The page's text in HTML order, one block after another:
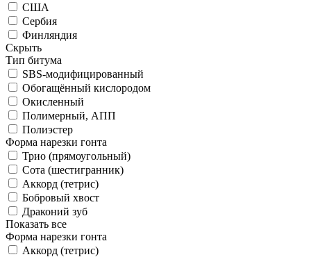
США
Сербия
Финляндия
Скрыть
Тип битума
SBS-модифицированный
Обогащённый кислородом
Окисленный
Полимерный, АПП
Полиэстер
Форма нарезки гонта
Трио (прямоугольный)
Сота (шестигранник)
Аккорд (тетрис)
Бобровый хвост
Драконий зуб
Показать все
Форма нарезки гонта
Аккорд (тетрис)